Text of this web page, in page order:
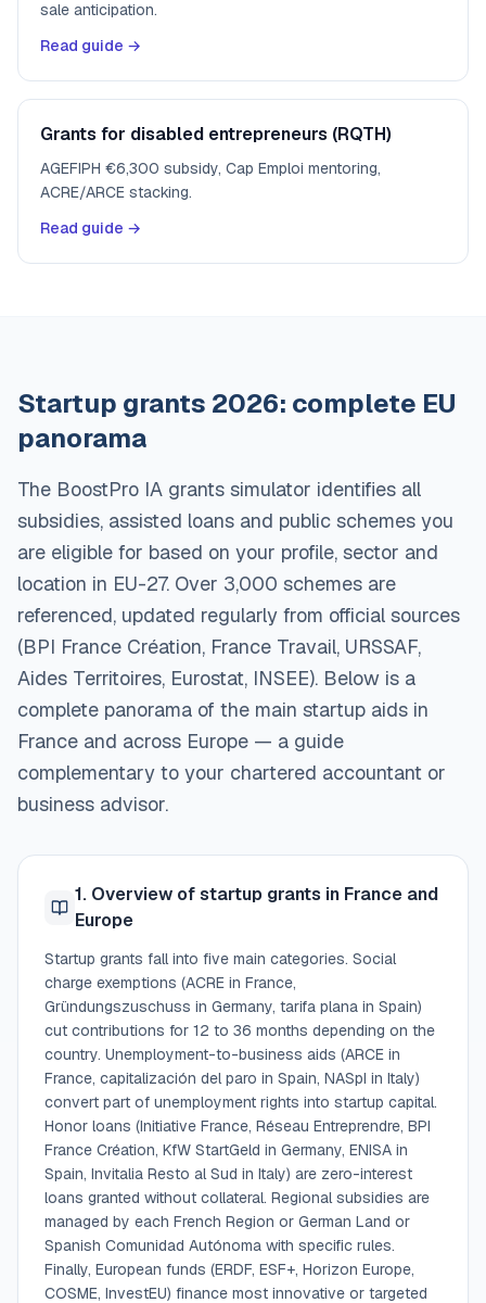
sale anticipation.
Read guide →
Grants for disabled entrepreneurs (RQTH)
AGEFIPH €6,300 subsidy, Cap Emploi mentoring,
ACRE/ARCE stacking.
Read guide →
Startup grants 2026: complete EU
panorama
The BoostPro IA grants simulator identifies all
subsidies, assisted loans and public schemes you
are eligible for based on your profile, sector and
location in EU-27. Over 3,000 schemes are
referenced, updated regularly from official sources
(BPI France Création, France Travail, URSSAF,
Aides Territoires, Eurostat, INSEE). Below is a
complete panorama of the main startup aids in
France and across Europe — a guide
complementary to your chartered accountant or
business advisor.
1. Overview of startup grants in France and
Europe
Startup grants fall into five main categories. Social
charge exemptions (ACRE in France,
Gründungszuschuss in Germany, tarifa plana in Spain)
cut contributions for 12 to 36 months depending on the
country. Unemployment-to-business aids (ARCE in
France, capitalización del paro in Spain, NASpI in Italy)
convert part of unemployment rights into startup capital.
Honor loans (Initiative France, Réseau Entreprendre, BPI
France Création, KfW StartGeld in Germany, ENISA in
Spain, Invitalia Resto al Sud in Italy) are zero-interest
loans granted without collateral. Regional subsidies are
managed by each French Region or German Land or
Spanish Comunidad Autónoma with specific rules.
Finally, European funds (ERDF, ESF+, Horizon Europe,
COSME, InvestEU) finance most innovative or targeted